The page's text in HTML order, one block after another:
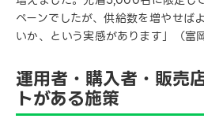
ペーンでしたが、供給数を増やせば
いか、という実感があります」（富
運用者・購入者・販売
トがある施策